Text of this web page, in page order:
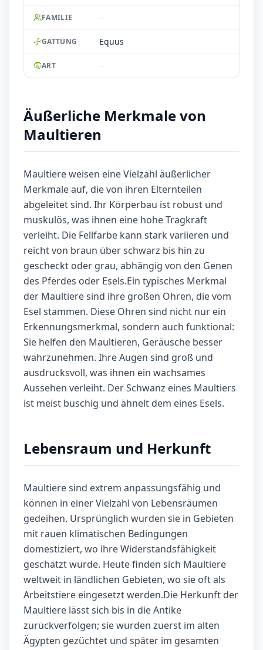
FAMILIE --
GATTUNG Equus
ART --
Äußerliche Merkmale von
Maultieren
Maultiere weisen eine Vielzahl äußerlicher
Merkmale auf, die von ihren Elternteilen
abgeleitet sind. Ihr Körperbau ist robust und
muskulös, was ihnen eine hohe Tragkraft
verleiht. Die Fellfarbe kann stark variieren und
reicht von braun über schwarz bis hin zu
gescheckt oder grau, abhängig von den Genen
des Pferdes oder Esels.Ein typisches Merkmal
der Maultiere sind ihre großen Ohren, die vom
Esel stammen. Diese Ohren sind nicht nur ein
Erkennungsmerkmal, sondern auch funktional:
Sie helfen den Maultieren, Geräusche besser
wahrzunehmen. Ihre Augen sind groß und
ausdrucksvoll, was ihnen ein wachsames
Aussehen verleiht. Der Schwanz eines Maultiers
ist meist buschig und ähnelt dem eines Esels.
Lebensraum und Herkunft
Maultiere sind extrem anpassungsfähig und
können in einer Vielzahl von Lebensräumen
gedeihen. Ursprünglich wurden sie in Gebieten
mit rauen klimatischen Bedingungen
domestiziert, wo ihre Widerstandsfähigkeit
geschätzt wurde. Heute finden sich Maultiere
weltweit in ländlichen Gebieten, wo sie oft als
Arbeitstiere eingesetzt werden.Die Herkunft der
Maultiere lässt sich bis in die Antike
zurückverfolgen; sie wurden zuerst im alten
Ägypten gezüchtet und später im gesamten